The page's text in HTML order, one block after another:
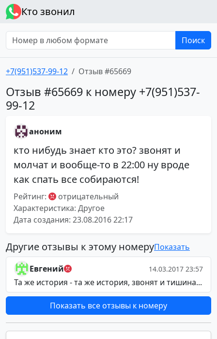
Кто звонил
Поиск
+7(951)537-99-12 Отзыв #65669
Отзыв #65669 к номеру +7(951)537-
99-12
аноним
кто нибудь знает кто это? звонят и
молчат и вообще-то в 22:00 ну вроде
как спать все собираются!
Рейтинг:
отрицательный
Характеристика: Другое
Дата создания: 23.08.2016 22:17
Другие отзывы к этому номеруПоказать
Евгений 14.03.2017 23:57
Та же история - та же история, звонят и тишина...
Показать все отзывы к номеру